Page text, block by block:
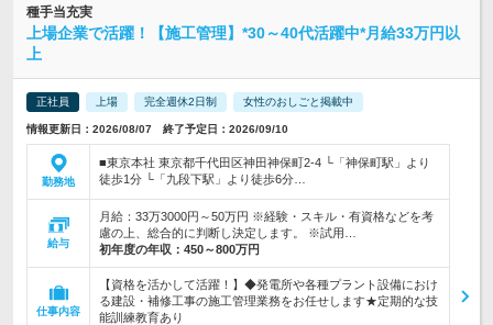
種手当充実
上場企業で活躍！【施工管理】*30～40代活躍中*月給33万円以
上
正社員 上場 完全週休2日制 女性のおしごと掲載中
情報更新日：2026/08/07 終了予定日：2026/09/10
勤務地
■東京本社 東京都千代田区神田神保町2-4 └「神保町駅」より
徒歩1分 └「九段下駅」より徒歩6分…
給与
月給：33万3000円～50万円 ※経験・スキル・有資格などを考
慮の上、総合的に判断し決定します。 ※試用…
初年度の年収： 450～800万円
仕事内容
【資格を活かして活躍！】◆発電所や各種プラント設備におけ
る建設・補修工事の施工管理業務をお任せします★定期的な技
能訓練教育あり